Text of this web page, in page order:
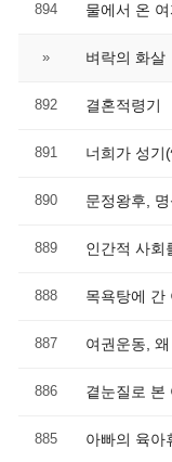
894 물에서 온
» 벼락의 화살
892 결혼적령기
891 너희가 성기
890 문정왕후,
889 인간적 사회
888 목욕탕에 간
887 여권운동,
886 곁눈질로 본
885 아빠의 육아